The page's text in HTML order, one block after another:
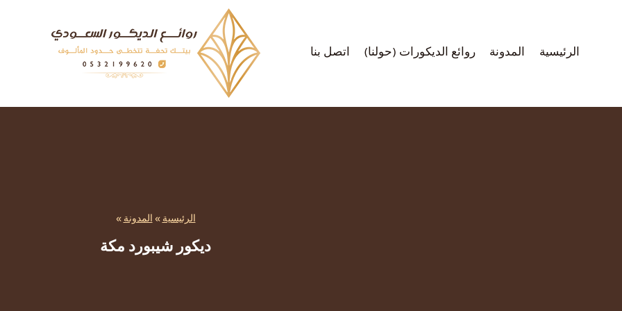
الرئيسية المدونة روائع الديكورات (حولنا) اتصل بنا
الرئيسية»المدونة»
ديكور شيبورد مكة